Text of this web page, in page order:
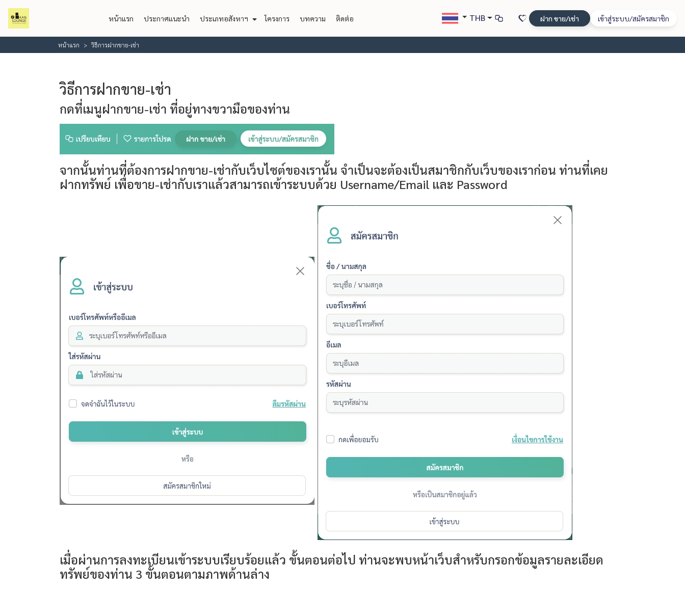
หน้าแรก ประกาศแนะนำ ประเภทอสังหาฯ โครงการ บทความ ติดต่อ THB ฝาก ขาย/เช่า เข้าสู่ระบบ/สมัครสมาชิก
หน้าแรก วิธีการฝากขาย-เช่า
วิธีการฝากขาย-เช่า
กดที่เมนูฝากขาย-เช่า ที่อยู่ทางขวามือของท่าน
จากนั้นท่านที่ต้องการฝากขาย-เช่ากับเว็บไซต์ของเรานั้น จำเป็นจะต้องเป็นสมาชิกกับเว็บของเราก่อน ท่านที่เคย
ฝากทรัพย์ เพื่อขาย-เช่ากับเราแล้วสามารถเข้าระบบด้วย Username/Email และ Password
เมื่อผ่านการลงทะเบียนเข้าระบบเรียบร้อยแล้ว ขั้นตอนต่อไป ท่านจะพบหน้าเว็บสำหรับกรอกข้อมูลรายละเอียด
ทรัพย์ของท่าน 3 ขั้นตอนตามภาพด้านล่าง